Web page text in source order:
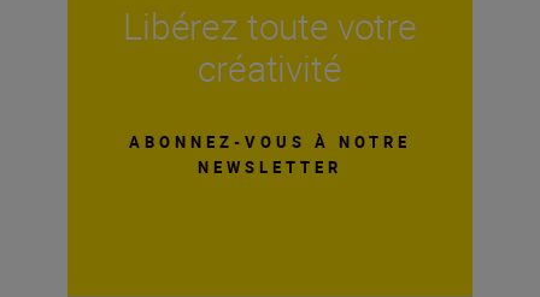
Libérez toute votre
créativité
ABONNEZ-VOUS À NOTRE
NEWSLETTER